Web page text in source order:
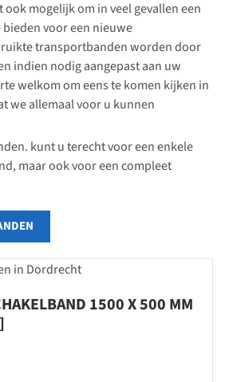
mogelijk om in veel gevallen een
voor een nieuwe
transportbanden worden door
indien nodig aangepast aan uw
welkom om eens te komen kijken in
we allemaal voor u kunnen
kunt u terecht voor een enkele
maar ook voor een compleet
1500 X 500 MM